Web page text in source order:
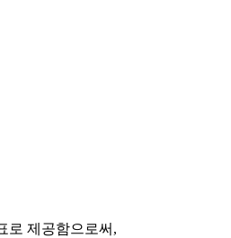
로 제공함으로써,